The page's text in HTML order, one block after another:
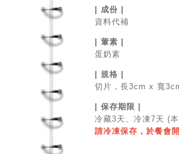
| 成份 |
資料代補
| 葷素 |
蛋奶素
| 規格 |
切片，長3cm x 寬
| 保存期限 |
冷藏3天、冷凍7天 (
請冷凍保存，於餐會